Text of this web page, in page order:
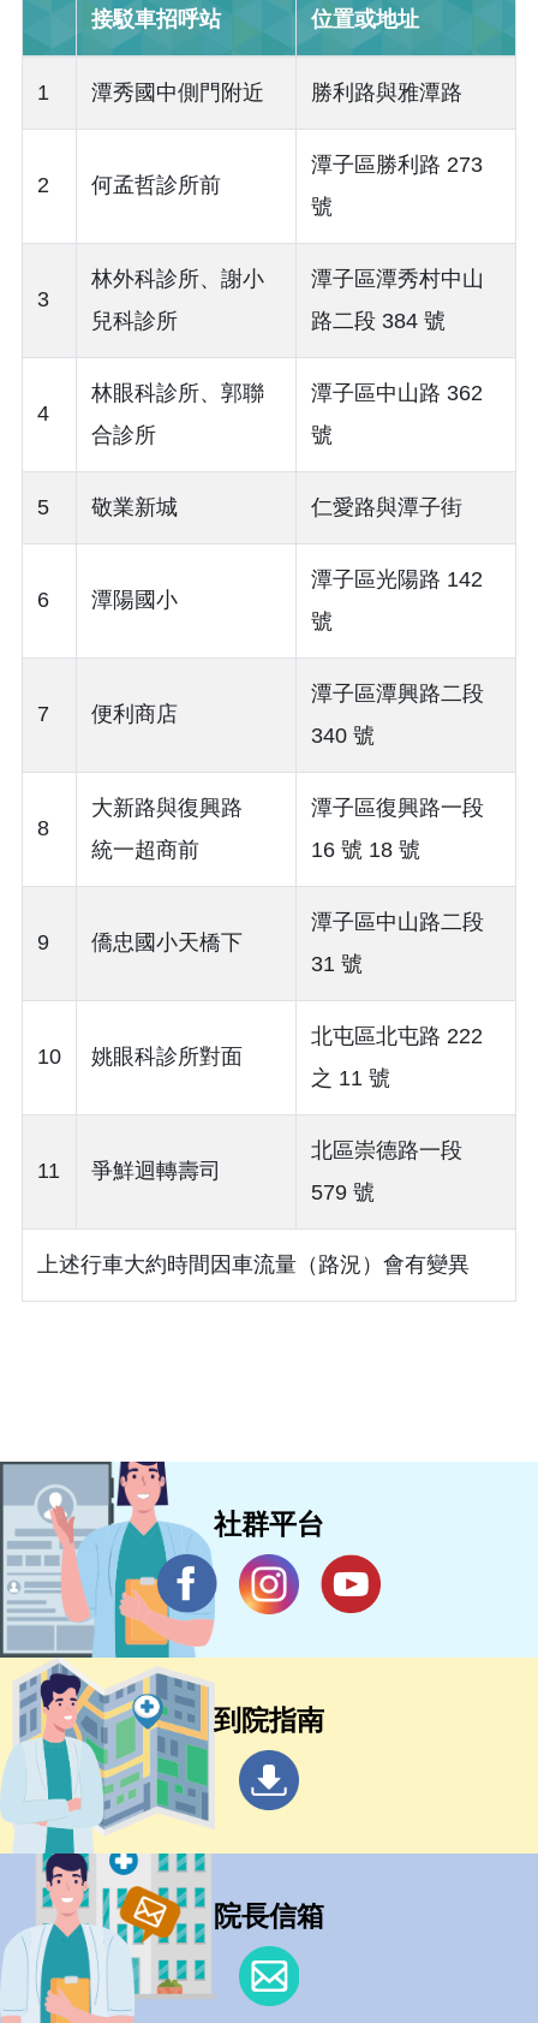
接駁車招呼站 位置或地址
1 潭秀國中側門附近 勝利路與雅潭路
2 何孟哲診所前
潭子區勝利路 273
號
3
林外科診所、謝小
兒科診所
潭子區潭秀村中山
路二段 384 號
4
林眼科診所、郭聯
合診所
潭子區中山路 362
號
5 敬業新城 仁愛路與潭子街
6 潭陽國小
潭子區光陽路 142
號
7 便利商店
潭子區潭興路二段
340 號
8
大新路與復興路
統一超商前
潭子區復興路一段
16 號 18 號
9 僑忠國小天橋下
潭子區中山路二段
31 號
10 姚眼科診所對面
北屯區北屯路 222
之 11 號
11 爭鮮迴轉壽司
北區崇德路一段
579 號
上述行車大約時間因車流量（路況）會有變異
社群平台
到院指南
院長信箱